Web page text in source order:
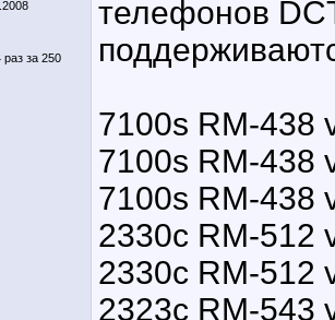
за 250
телефонов
7100s RM-438
7100s RM-438
7100s RM-438
2330c RM-512
2330c RM-512
2323c RM-543